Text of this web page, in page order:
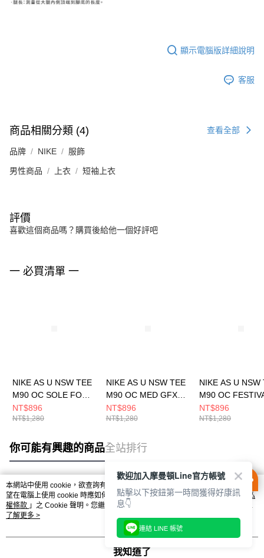
顯示電腦版詳細說明
客服
商品相關分類 (4) 查看全部
品牌 NIKE 服飾
男性商品 上衣 短袖上衣
評價
喜歡這個商品嗎？購買後給他一個好評吧
一 必買清單 一
NIKE AS U NSW TEE
M90 OC SOLE FOOD
男 短袖上衣
HJ0769696
NT$896
NT$1,280
NIKE AS U NSW TEE
M90 OC MED GFX
BR 男 短袖上衣
HQ9267289
NT$896
NT$1,280
NIKE AS U NSW
M90 OC
男 短袖上衣
HJ0765736
NT$896
NT$1,280
你可能有興趣的商品全站排行
熱門標籤
本網站中使用 cookie，欲查詢有關本網站使用 cookie 方式之詳情，及若您不希
望在電腦上使用 cookie 時應如何變更電腦的 cookie 設定，請參閱本網站「
隱私
權條款 」之 Cookie 聲明。您繼續使用本網站即表示您同意本公司得按本網站使
用條款之 Cookie 聲明使用 cookie。
了解更多 >
我知道了
歡迎加入摩曼頓Line官方帳號
點擊以下按鈕第一時間獲得好康訊
息👇
連結 LINE 帳號